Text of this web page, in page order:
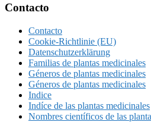
Footer
Contacto
Contacto
Cookie-Richtlinie (EU)
Datenschutzerklärung
Familias de plantas medicinales
Géneros de plantas medicinales
Géneros de plantas medicinales
Indice
Indíce de las plantas medicinales
Nombres científicos de las